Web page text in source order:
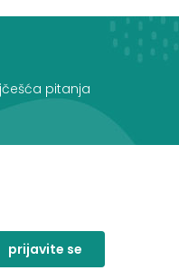
pitanja
prijavite se